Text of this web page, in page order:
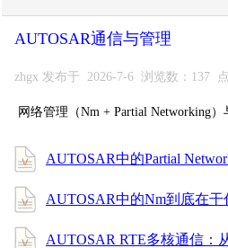
AUTOSAR通信与管理
zhgx 发布于 2026-7-6 浏览数：137
网络管理（Nm + Partial Networking